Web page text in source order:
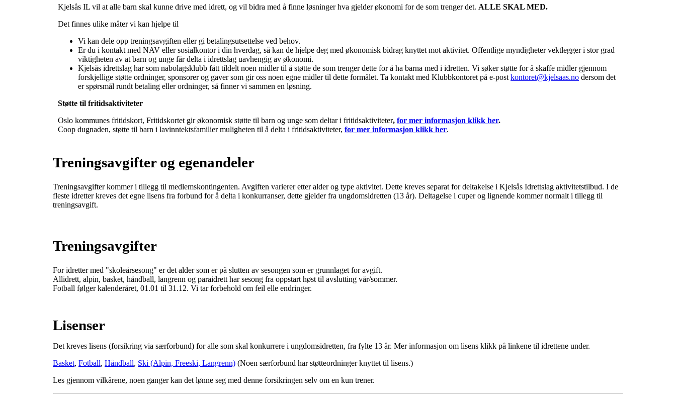
Kjelsås IL vil at alle barn skal kunne drive med idrett, og vil bidra med å finne løsninger hva gjelder økonomi for de som trenger det. ALLE SKAL MED.
Det finnes ulike måter vi kan hjelpe til
Vi kan dele opp treningsavgiften eller gi betalingsutsettelse ved behov.
Er du i kontakt med NAV eller sosialkontor i din hverdag, så kan de hjelpe deg med økonomisk bidrag knyttet mot aktivitet. Offentlige myndigheter vektlegger i stor grad
viktigheten av at barn og unge får delta i idrettslag uavhengig av økonomi.
Kjelsås idrettslag har som nabolagsklubb fått tildelt noen midler til å støtte de som trenger dette for å ha barna med i idretten. Vi søker støtte for å skaffe midler gjennom
forskjellige støtte ordninger, sponsorer og gaver som gir oss noen egne midler til dette formålet. Ta kontakt med Klubbkontoret på e-post kontoret@kjelsaas.no dersom det
er spørsmål rundt betaling eller ordninger, så finner vi sammen en løsning.
Støtte til fritidsaktiviteter
Oslo kommunes fritidskort, Fritidskortet gir økonomisk støtte til barn og unge som deltar i fritidsaktiviteter, for mer informasjon klikk her.
Coop dugnaden, støtte til barn i lavinntektsfamilier muligheten til å delta i fritidsaktiviteter, for mer informasjon klikk her.
Treningsavgifter og egenandeler
Treningsavgifter kommer i tillegg til medlemskontingenten. Avgiften varierer etter alder og type aktivitet. Dette kreves separat for deltakelse i Kjelsås Idrettslag aktivitetstilbud. I de
fleste idretter kreves det egne lisens fra forbund for å delta i konkurranser, dette gjelder fra ungdomsidretten (13 år). Deltagelse i cuper og lignende kommer normalt i tillegg til
treningsavgift.
Treningsavgifter
For idretter med "skoleårsesong" er det alder som er på slutten av sesongen som er grunnlaget for avgift.
Allidrett, alpin, basket, håndball, langrenn og paraidrett har sesong fra oppstart høst til avslutting vår/sommer.
Fotball følger kalenderåret, 01.01 til 31.12. Vi tar forbehold om feil elle endringer.
Lisenser
Det kreves lisens (forsikring via særforbund) for alle som skal konkurrere i ungdomsidretten, fra fylte 13 år. Mer informasjon om lisens klikk på linkene til idrettene under.
Basket, Fotball, Håndball, Ski (Alpin, Freeski, Langrenn) (Noen særforbund har støtteordninger knyttet til lisens.)
Les gjennom vilkårene, noen ganger kan det lønne seg med denne forsikringen selv om en kun trener.